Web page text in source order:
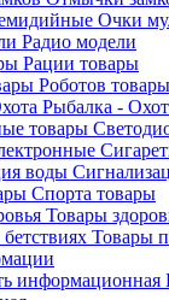
Очки
Радио модели
Рации товары
Роботов товары
Рыбалка -
Спорта товары
Товары
Товары